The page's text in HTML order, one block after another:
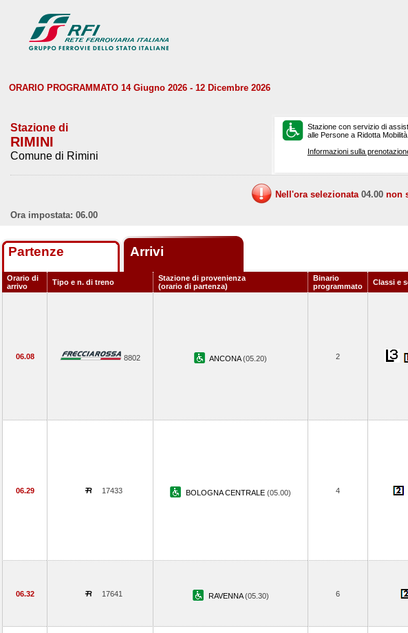
ORARIO PROGRAMMATO 14 Giugno 2026 - 12 Dicembre 2026
Stazione di
RIMINI
Comune di Rimini
Stazione con servizio di
alle Persone a Ridotta Mobilità.
Informazioni sulla
Nell'ora selezionata 04.00 non
Ora impostata: 06.00
Partenze Arrivi
Orario di
arrivo
Tipo e n. di treno
Stazione di provenienza
(orario di partenza)
Binario
programmato
Classi e
06.08 8802 ANCONA(05.20) 2
06.29 17433 BOLOGNA CENTRALE (05.00) 4
06.32 17641 RAVENNA(05.30) 6